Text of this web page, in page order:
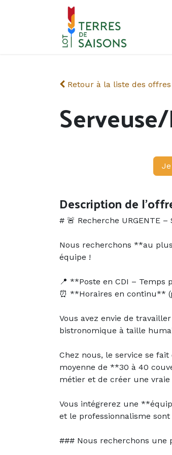
Se rendre au contenu
Retour à la liste des offres
Description de
# 🚨 Recherche URGENTE
Nous recherchons **au
équipe !
📍 **Poste en CDI – Temps
⏰ **Horaires en continu**
Vous avez envie de
bistronomique à taille
Chez nous, le service se
moyenne de **30 à 40
métier et de créer une
Vous intégrerez une
et le professionnalisme sont
### Nous recherchons une